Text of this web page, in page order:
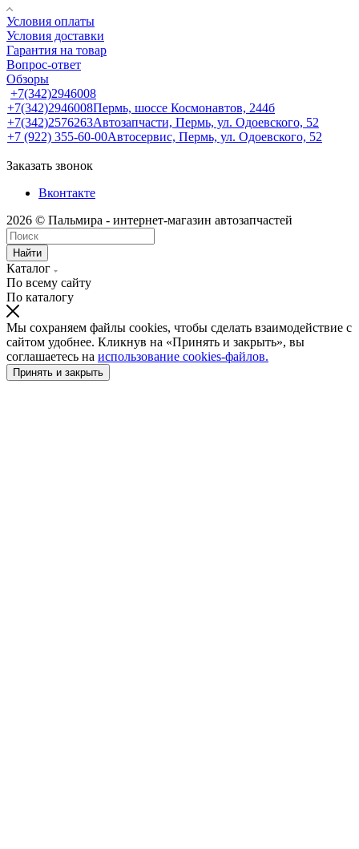
Условия оплаты
Условия доставки
Гарантия на товар
Вопрос-ответ
Обзоры
+7(342)2946008
+7(342)2946008Пермь, шоссе Космонавтов, 244б
+7(342)2576263Автозапчасти, Пермь, ул. Одоевского, 52
+7 (922) 355-60-00Автосервис, Пермь, ул. Одоевского, 52
Заказать звонок
Вконтакте
2026 © Пальмира - интернет-магазин автозапчастей
Найти
Каталог
По всему сайту
По каталогу
Мы сохраняем файлы cookies, чтобы сделать взаимодействие с
сайтом удобнее. Кликнув на «Принять и закрыть», вы
соглашаетесь на использование cookies-файлов.
Принять и закрыть